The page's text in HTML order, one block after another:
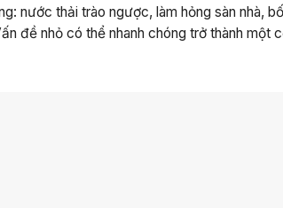
nước thải trào ngược, làm hỏng sàn nhà,
đề nhỏ có thể nhanh chóng trở thành một